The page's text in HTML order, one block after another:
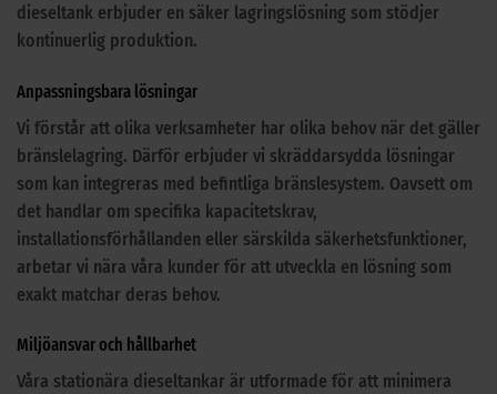
dieseltank erbjuder en säker lagringslösning som stödjer
kontinuerlig produktion.
Anpassningsbara lösningar
Vi förstår att olika verksamheter har olika behov när det gäller
bränslelagring. Därför erbjuder vi skräddarsydda lösningar
som kan integreras med befintliga bränslesystem. Oavsett om
det handlar om specifika kapacitetskrav,
installationsförhållanden eller särskilda säkerhetsfunktioner,
arbetar vi nära våra kunder för att utveckla en lösning som
exakt matchar deras behov.
Miljöansvar och hållbarhet
Våra stationära dieseltankar är utformade för att minimera